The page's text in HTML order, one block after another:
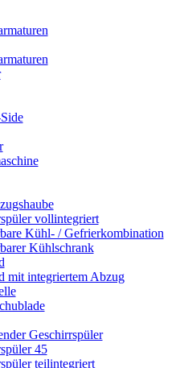
vollintegriert
Kühl- / Gefrierkombination
Kühlschrank
mit integriertem Abzug
Geschirrspüler
45
teilintegriert